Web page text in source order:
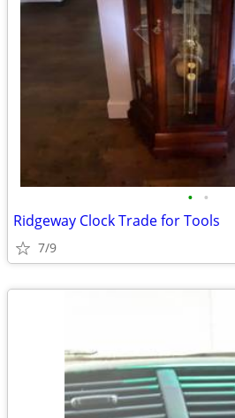
• •
Ridgeway Clock Trade for Tools
7/9